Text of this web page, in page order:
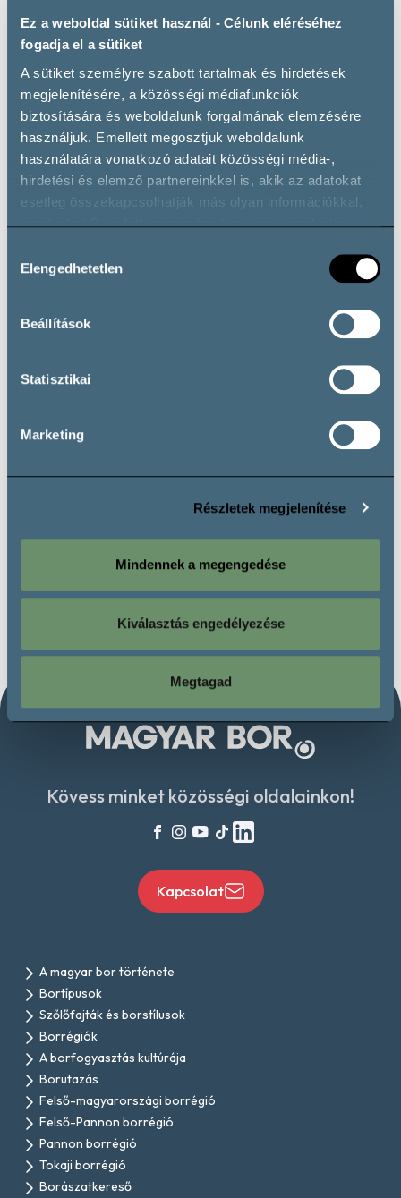
Ez a weboldal sütiket használ - Célunk eléréséhez
fogadja el a sütiket
A sütiket személyre szabott tartalmak és hirdetések
megjelenítésére, a közösségi médiafunkciók
biztosítására és weboldalunk forgalmának elemzésére
használjuk. Emellett megosztjuk weboldalunk
használatára vonatkozó adatait közösségi média-,
hirdetési és elemző partnereinkkel is, akik az adatokat
esetleg összekapcsolhatják más olyan információkkal,
amelyeket Ön adott meg számukra, vagy amelyeket
során.
kiválasztása
Elengedhetetlen
Beállítások
Statisztikai
Marketing
Részletek megjelenítése
Mindennek a megengedése
Kiválasztás engedélyezése
Megtagad
a válogatott kínálatban. A rendezvények egyedi, exkluzív
megjelenéssel, sétáló kóstoló jelleggel adnak maradandó
élményt a látogatóknak, teret és helyszínt biztosítva a
borkultúra, borkóstolás iránt érdeklődő veszprémiek és
környékbeliek számára.
A borszalon kiállítói:
St. Donat birtok – Csopak
Bortársaság “Kedvenceink” válogatás
Vino Castillo – spanyol borok és cava-k
Kövess minket közösségi oldalainkon!
Kapcsolat
A magyar bor története
Bortípusok
Szőlőfajták és borstílusok
Borrégiók
A borfogyasztás kultúrája
Borutazás
Felső-magyarországi borrégió
Felső-Pannon borrégió
Pannon borrégió
Tokaji borrégió
Borászatkereső